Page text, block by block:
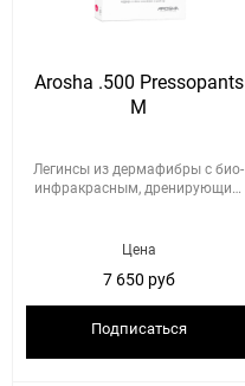
Arosha .500 Pressopants
M
Легинсы из дермафибры с био-
инфракрасным, дренирующим
Цена
7 650 руб
Подписаться